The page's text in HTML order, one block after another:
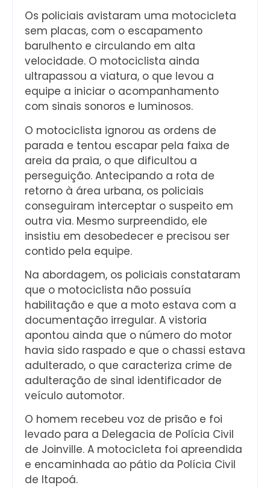
Os policiais avistaram uma motocicleta
sem placas, com o escapamento
barulhento e circulando em alta
velocidade. O motociclista ainda
ultrapassou a viatura, o que levou a
equipe a iniciar o acompanhamento
com sinais sonoros e luminosos.
O motociclista ignorou as ordens de
parada e tentou escapar pela faixa de
areia da praia, o que dificultou a
perseguição. Antecipando a rota de
retorno à área urbana, os policiais
conseguiram interceptar o suspeito em
outra via. Mesmo surpreendido, ele
insistiu em desobedecer e precisou ser
contido pela equipe.
Na abordagem, os policiais constataram
que o motociclista não possuía
habilitação e que a moto estava com a
documentação irregular. A vistoria
apontou ainda que o número do motor
havia sido raspado e que o chassi estava
adulterado, o que caracteriza crime de
adulteração de sinal identificador de
veículo automotor.
O homem recebeu voz de prisão e foi
levado para a Delegacia de Polícia Civil
de Joinville. A motocicleta foi apreendida
e encaminhada ao pátio da Polícia Civil
de Itapoá.